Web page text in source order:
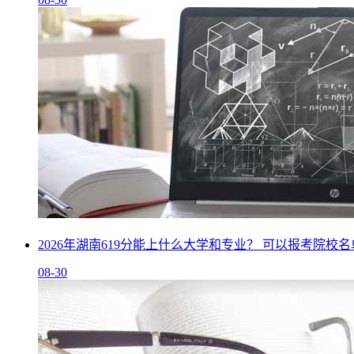
2026年湖南619分能上什么大学和专业？ 可以报考院校
08-30